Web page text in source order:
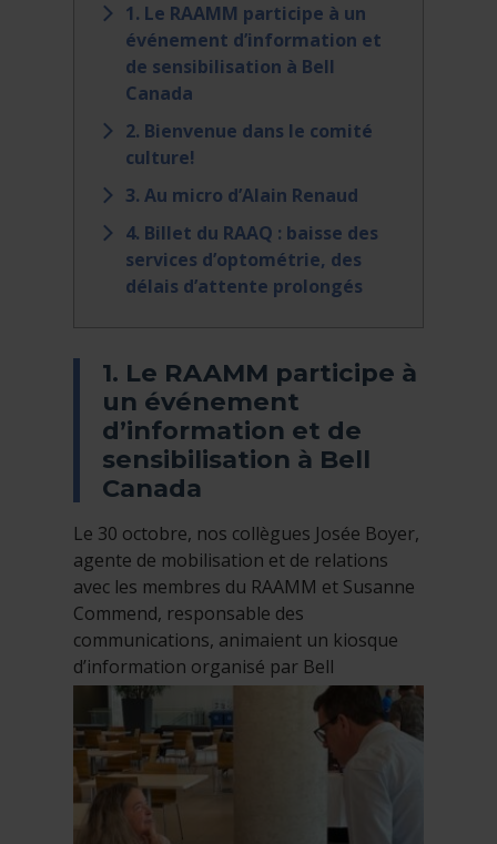
1. Le RAAMM participe à un
événement d’information et
de sensibilisation à Bell
Canada
2. Bienvenue dans le comité
culture!
3. Au micro d’Alain Renaud
4. Billet du RAAQ : baisse des
services d’optométrie, des
délais d’attente prolongés
1. Le RAAMM participe à
un événement
d’information et de
sensibilisation à Bell
Canada
Le 30 octobre, nos collègues Josée Boyer,
agente de mobilisation et de relations
avec les membres du RAAMM et Susanne
Commend, responsable des
communications, animaient un kiosque
d’information organisé par Bell